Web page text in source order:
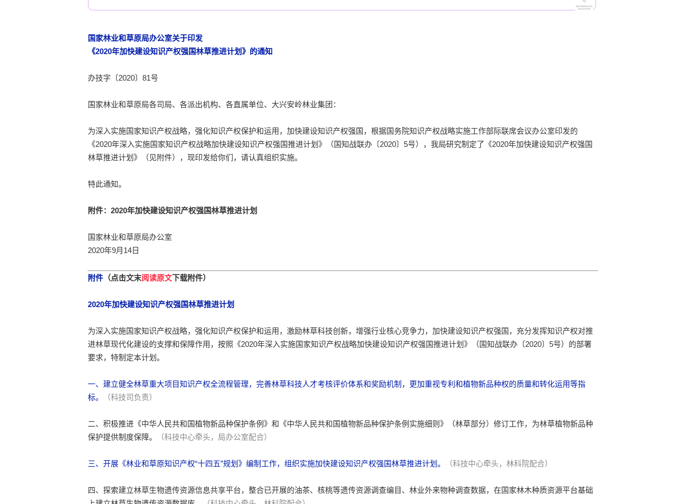
国家林业和草原局办公室关于印发
《2020年加快建设知识产权强国林草推进计划》的通知
办技字〔2020〕81号
国家林业和草原局各司局、各派出机构、各直属单位、大兴安岭林业集团：
为深入实施国家知识产权战略，强化知识产权保护和运用，加快建设知识产权强国，根据国务院知识产权战略实施工作部际联席会议办公室印发的
《2020年深入实施国家知识产权战略加快建设知识产权强国推进计划》（国知战联办〔2020〕5号），我局研究制定了《2020年加快建设知识产权强国
林草推进计划》（见附件），现印发给你们，请认真组织实施。
特此通知。
附件：2020年加快建设知识产权强国林草推进计划
国家林业和草原局办公室
2020年9月14日
附件 （点击文末阅读原文下载附件）
2020年加快建设知识产权强国林草推进计划
为深入实施国家知识产权战略，强化知识产权保护和运用，激励林草科技创新，增强行业核心竞争力，加快建设知识产权强国，充分发挥知识产权对推
进林草现代化建设的支撑和保障作用，按照《2020年深入实施国家知识产权战略加快建设知识产权强国推进计划》（国知战联办〔2020〕5号）的部署
要求，特制定本计划。
一、建立健全林草重大项目知识产权全流程管理，完善林草科技人才考核评价体系和奖励机制，更加重视专利和植物新品种权的质量和转化运用等指
标。
（科技司负责）
二、积极推进《中华人民共和国植物新品种保护条例》和《中华人民共和国植物新品种保护条例实施细则》（林草部分）修订工作，为林草植物新品种
保护提供制度保障。
（科技中心牵头，局办公室配合）
三、开展《林业和草原知识产权“十四五”规划》编制工作，组织实施加快建设知识产权强国林草推进计划。 （科技中心牵头，林科院配合）
四、探索建立林草生物遗传资源信息共享平台，整合已开展的油茶、核桃等遗传资源调查编目、林业外来物种调查数据，在国家林木种质资源平台基础